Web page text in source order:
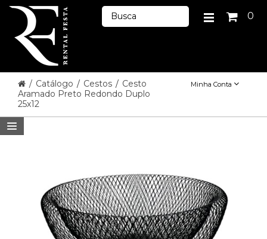
0
/ Catálogo / Cestos / Cesto
Aramado Preto Redondo Duplo
25x12
Minha Conta